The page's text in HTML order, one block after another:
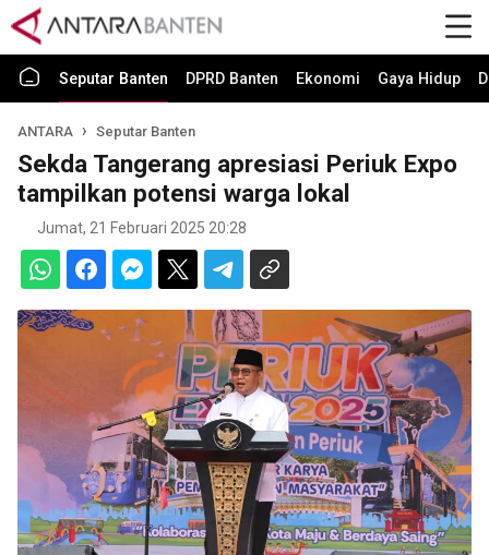
Seputar Banten DPRD Banten Ekonomi Gaya Hidup
ANTARA Seputar Banten
Sekda Tangerang apresiasi Periuk Expo
tampilkan potensi warga lokal
Jumat, 21 Februari 2025 20:28